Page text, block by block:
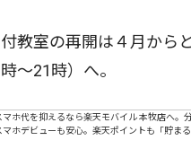
教室の再開は４月から
〜21時）へ。